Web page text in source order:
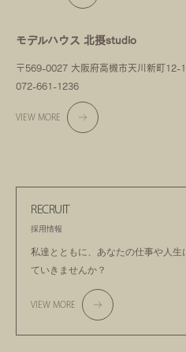
モデルハウス 北摂studio
〒569-0027 大阪府高槻市天川新町12-
072-661-1236
VIEW MORE
RECRUIT
採用情報
私達とともに、あなたの仕事や人生
ていきませんか？
VIEW MORE